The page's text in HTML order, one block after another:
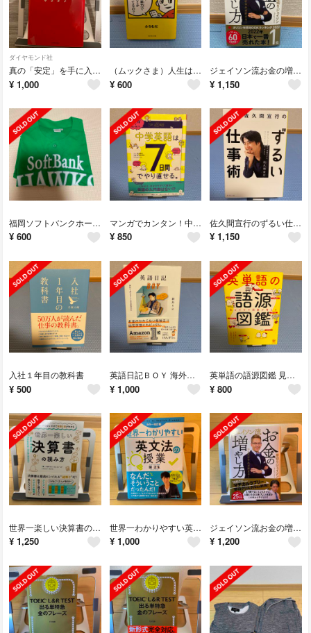
ダイヤモンド社
真の「安定」を手に入れる シン・サラリーマン
¥ 1,000
（ムックさま）人生は、運よりも実力よりも「勘違いさせる力」で決まっている
¥ 600
ジェイソン流お金の増やし方
¥ 1,150
福岡ソフトバンクホークス ユニフォーム
¥ 600
マンガでカンタン！中学英語は７日間でやり直せる。
¥ 850
佐久間宣行のずるい仕事術 僕はこうして会社で消耗せずにやりたいことをやってき
¥ 1,150
入社１年目の教科書
¥ 500
英語日記ＢＯＹ 海外で夢を叶える英語勉強法
¥ 1,000
英単語の語源図鑑 見るだけで語彙が増える
¥ 800
世界一楽しい決算書の読み方 会計クイズを解くだけで財務３表がわかる
¥ 1,250
世界一わかりやすい英文法の授業 カラー改訂版
¥ 1,000
ジェイソン流お金の増やし方
¥ 1,200